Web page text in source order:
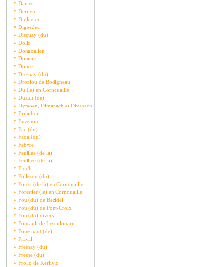
¤ Dantec
¤ Derrien
¤ Digloerec
¤ Digoedec
¤ Disquay (du)
¤ Dollo
¤ Dongoallen
¤ Donnars
¤ Douce
¤ Dresnay (du)
¤ Droniou de Bodigneau
¤ Du (le) en Cornouaille
¤ Duault (de)
¤ Dymoen, Dimanach et Divanach
¤ Ernothon
¤ Euzenou
¤ Fao (du)
¤ Faou (du)
¤ Febvre
¤ Feuillée (de la)
¤ Feuillée (de la)
¤ Floc'h
¤ Follezou (du)
¤ Forest (de la) en Cornouaille
¤ Forestier (le) en Cornouaille
¤ Fou (du) de Bezidel
¤ Fou (du) de Pont-Croix
¤ Fou (du) divers
¤ Foucault de Lesoulouarn
¤ Fouesnant (de)
¤ Fraval
¤ Fresnay (du)
¤ Fresne (du)
¤ Frollo de Kerlivio